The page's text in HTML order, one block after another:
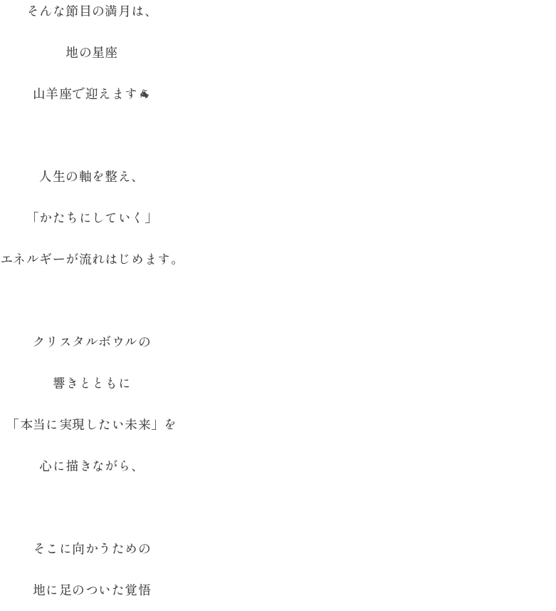
そんな節目の満月は、
地の星座
山羊座で迎えます🐐
人生の軸を整え、
「かたちにしていく」
エネルギーが流れはじめます。
クリスタルボウルの
響きとともに
「本当に実現したい未来」を
心に描きながら、
そこに向かうための
地に足のついた覚悟